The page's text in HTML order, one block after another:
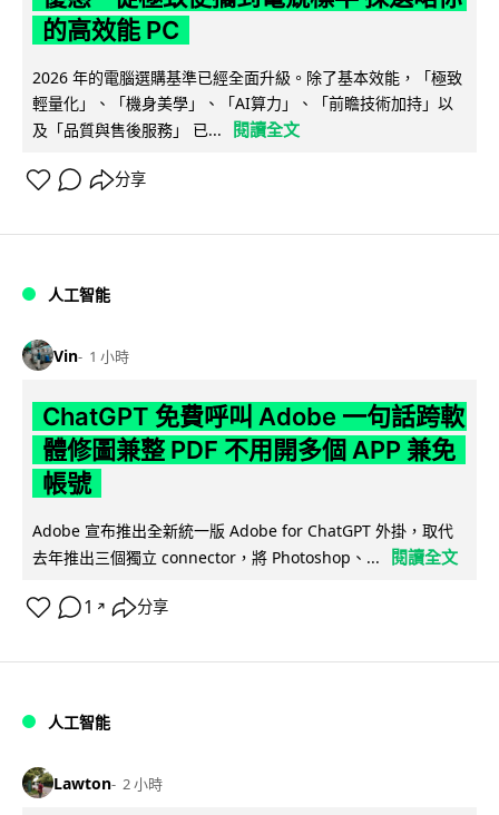
的高效能 PC
2026 年的電腦選購基準已經全面升級。除了基本效能，「極致
輕量化」、「機身美學」、「AI算力」、「前瞻技術加持」以
及「品質與售後服務」 已...
閱讀全文
分享
人工智能
Vin 1 小時
ChatGPT 免費呼叫 Adobe 一句話跨軟
體修圖兼整 PDF 不用開多個 APP 兼免
帳號
Adobe 宣布推出全新統一版 Adobe for ChatGPT 外掛，取代
去年推出三個獨立 connector，將 Photoshop、...
閱讀全文
1 ↗ 分享
人工智能
Lawton 2 小時